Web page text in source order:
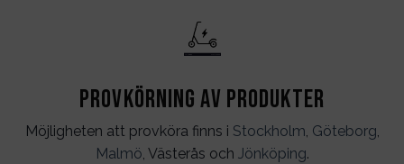
Provkörning av produkter
Möjligheten att provköra finns i Stockholm, Göteborg,
Malmö, Västerås och Jönköping.